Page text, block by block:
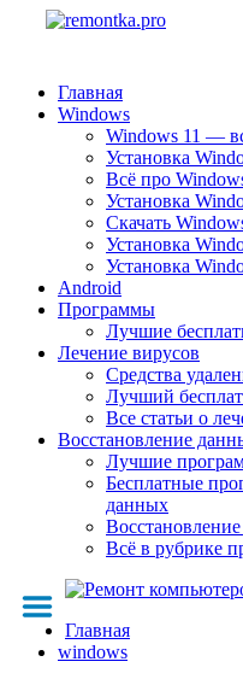
Главная
Windows
Windows 11 —
Установка
Всё про
Установка
Скачать
Установка
Установка
Android
Программы
Лучшие
Лечение вирусов
Средства
Лучший
Все статьи о
Восстановление
Лучшие
Бесплатные
данных
Всё в рубрике
Главная
windows